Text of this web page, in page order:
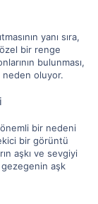
yanı sıra,
bir renge
bulunması,
neden oluyor.
bir nedeni
bir görüntü
aşkı ve sevgiyi
gezegenin aşk